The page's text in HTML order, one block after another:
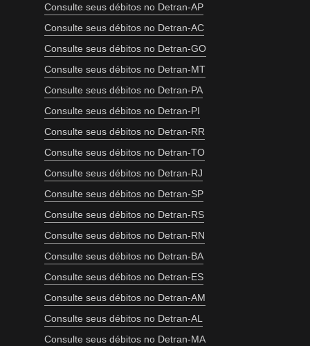
Consulte seus débitos no Detran-AP
Consulte seus débitos no Detran-AC
Consulte seus débitos no Detran-GO
Consulte seus débitos no Detran-MT
Consulte seus débitos no Detran-PA
Consulte seus débitos no Detran-PI
Consulte seus débitos no Detran-RR
Consulte seus débitos no Detran-TO
Consulte seus débitos no Detran-RJ
Consulte seus débitos no Detran-SP
Consulte seus débitos no Detran-RS
Consulte seus débitos no Detran-RN
Consulte seus débitos no Detran-BA
Consulte seus débitos no Detran-ES
Consulte seus débitos no Detran-AM
Consulte seus débitos no Detran-AL
Consulte seus débitos no Detran-MA